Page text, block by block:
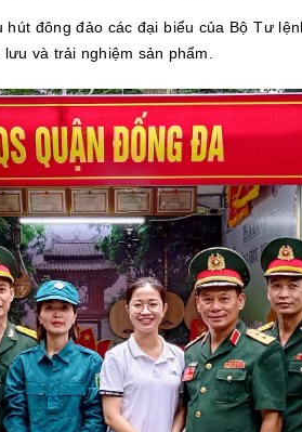
đông đảo các đại biểu của Bộ Tư
và trải nghiệm sản phẩm.